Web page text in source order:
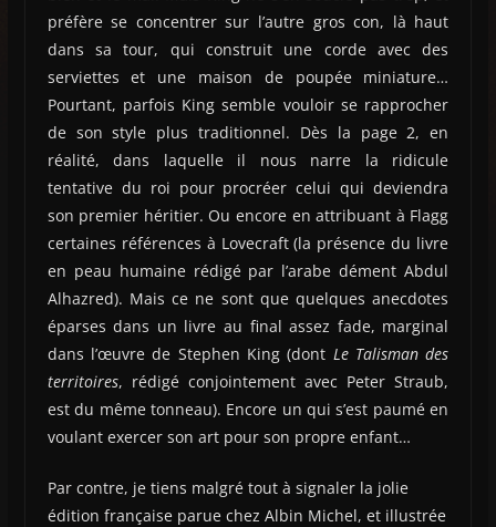
préfère se concentrer sur l’autre gros con, là haut
dans sa tour, qui construit une corde avec des
serviettes et une maison de poupée miniature…
Pourtant, parfois King semble vouloir se rapprocher
de son style plus traditionnel. Dès la page 2, en
réalité, dans laquelle il nous narre la ridicule
tentative du roi pour procréer celui qui deviendra
son premier héritier. Ou encore en attribuant à Flagg
certaines références à Lovecraft (la présence du livre
en peau humaine rédigé par l’arabe dément Abdul
Alhazred). Mais ce ne sont que quelques anecdotes
éparses dans un livre au final assez fade, marginal
dans l’œuvre de Stephen King (dont Le Talisman des
territoires, rédigé conjointement avec Peter Straub,
est du même tonneau). Encore un qui s’est paumé en
voulant exercer son art pour son propre enfant…
Par contre, je tiens malgré tout à signaler la jolie
édition française parue chez Albin Michel, et illustrée